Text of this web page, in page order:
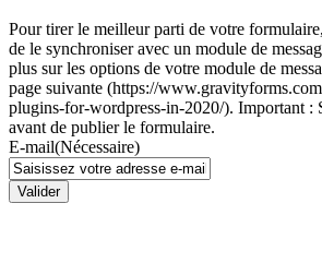
Pour tirer le meilleur parti de votre
de le synchroniser avec un module de
plus sur les options de votre module de
page suivante (https://
plugins-for-wordpress-in-2020/). Important :
avant de publier le formulaire.
E-mail(Nécessaire)
Valider